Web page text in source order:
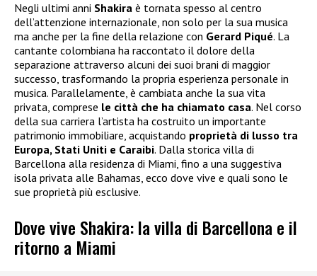
Negli ultimi anni Shakira è tornata spesso al centro
dell’attenzione internazionale, non solo per la sua musica
ma anche per la fine della relazione con Gerard Piqué. La
cantante colombiana ha raccontato il dolore della
separazione attraverso alcuni dei suoi brani di maggior
successo, trasformando la propria esperienza personale in
musica. Parallelamente, è cambiata anche la sua vita
privata, comprese le città che ha chiamato casa. Nel corso
della sua carriera l’artista ha costruito un importante
patrimonio immobiliare, acquistando proprietà di lusso tra
Europa, Stati Uniti e Caraibi. Dalla storica villa di
Barcellona alla residenza di Miami, fino a una suggestiva
isola privata alle Bahamas, ecco dove vive e quali sono le
sue proprietà più esclusive.
Dove vive Shakira: la villa di Barcellona e il
ritorno a Miami